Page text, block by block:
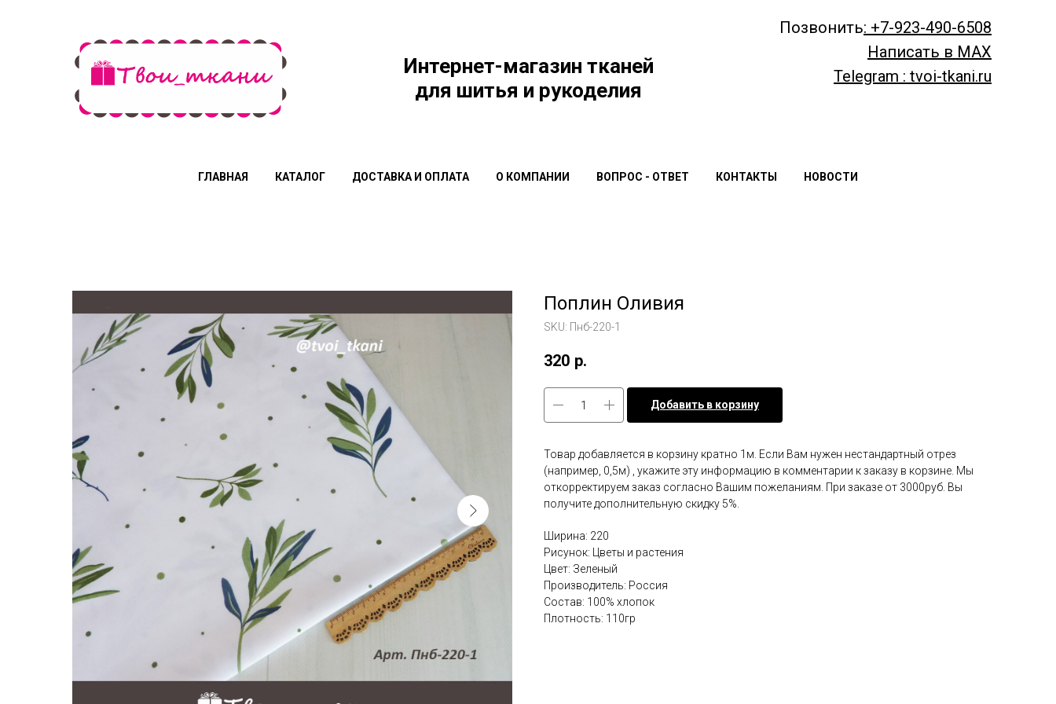
Интернет-магазин тканей
для шитья и рукоделия
Позвонить: +7-923-490-6508
Написать в MAX
Telegram : tvoi-tkani.ru
ГЛАВНАЯ КАТАЛОГ ДОСТАВКА И ОПЛАТА О КОМПАНИИ ВОПРОС - ОТВЕТ КОНТАКТЫ НОВОСТИ
Поплин Оливия
SKU: Пнб-220-1
320 р.
Добавить в корзину
Товар добавляется в корзину кратно 1м. Если Вам нужен нестандартный отрез
(например, 0,5м) , укажите эту информацию в комментарии к заказу в корзине. Мы
откорректируем заказ согласно Вашим пожеланиям. При заказе от 3000руб. Вы
получите дополнительную скидку 5%.
Ширина: 220
Рисунок: Цветы и растения
Цвет: Зеленый
Производитель: Россия
Состав: 100% хлопок
Плотность: 110гр